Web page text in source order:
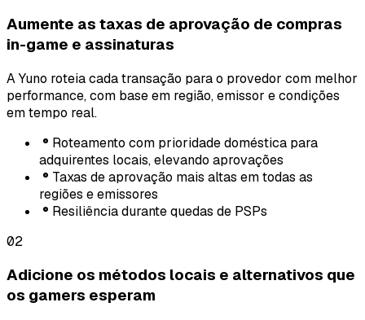
Aumente as taxas de aprovação de compras
in-game e assinaturas
A Yuno roteia cada transação para o provedor com melhor
performance, com base em região, emissor e condições
em tempo real.
Roteamento com prioridade doméstica para
adquirentes locais, elevando aprovações
Taxas de aprovação mais altas em todas as
regiões e emissores
Resiliência durante quedas de PSPs
02
Adicione os métodos locais e alternativos que
os gamers esperam